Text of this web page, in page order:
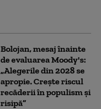
Bolojan, mesaj înainte
de evaluarea Moody's:
„Alegerile din 2028 se
apropie. Crește riscul
recăderii în populism și
risipă”